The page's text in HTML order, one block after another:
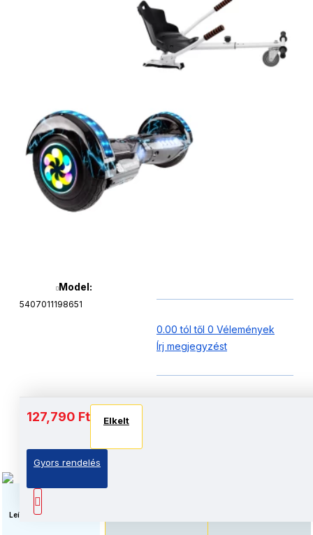
Model:
5407011198651
0.00 tól től 0 Vélemények
Írj megjegyzést
127,790 Ft Elkelt
Gyors rendelés
Akkumulátor és autonómia
Leírás